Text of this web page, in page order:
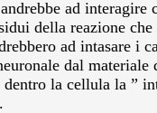
ad interagire
della reazione che
ad intasare i
dal materiale
la cellula la ”